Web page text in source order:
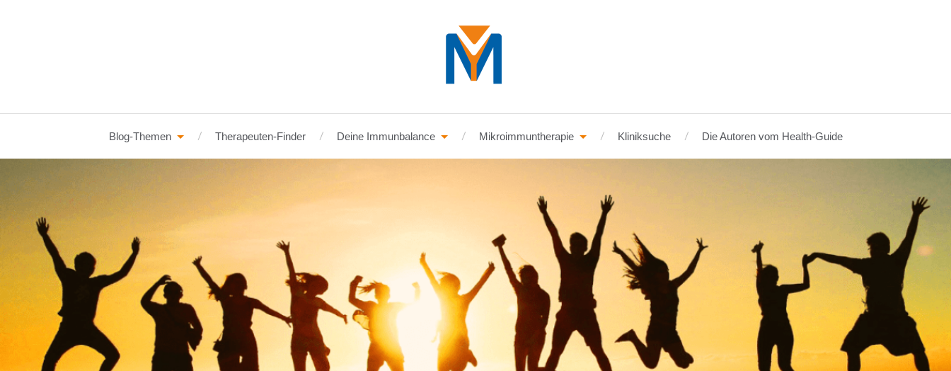
Blog-Themen Therapeuten-Finder Deine Immunbalance Mikroimmuntherapie Kliniksuche Die Autoren vom Health-Guide